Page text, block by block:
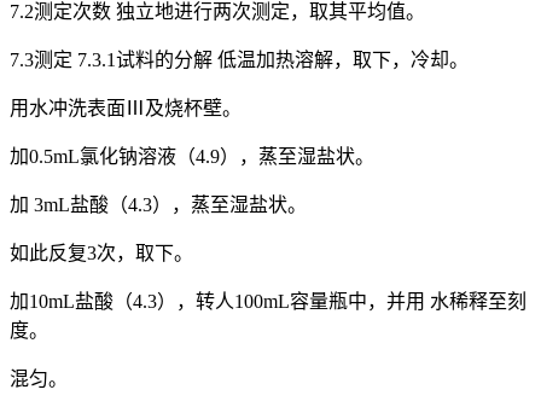
7.2测定次数 独立地进行两次测定，取其平均值。
7.3测定 7.3.1试料的分解 低温加热溶解，取下，冷却。
用水冲洗表面Ⅲ及烧杯壁。
加0.5mL氯化钠溶液（4.9），蒸至湿盐状。
加 3mL盐酸（4.3），蒸至湿盐状。
如此反复3次，取下。
加10mL盐酸（4.3），转人100mL容量瓶中，并用 水稀释至刻
度。
混匀。